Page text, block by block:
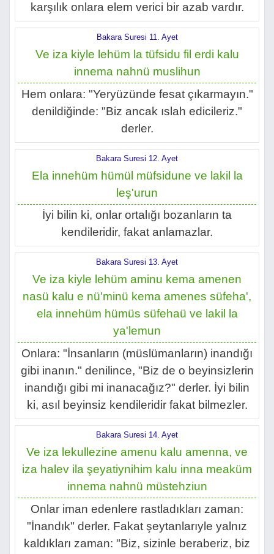
karşılık onlara elem verici bir azab vardır.
Bakara Suresi 11. Ayet
Ve iza kiyle lehüm la tüfsidu fil erdi kalu
innema nahnü muslihun
Hem onlara: "Yeryüzünde fesat çıkarmayın."
denildiğinde: "Biz ancak ıslah edicileriz."
derler.
Bakara Suresi 12. Ayet
Ela innehüm hümül müfsidune ve lakil la
leş'urun
İyi bilin ki, onlar ortalığı bozanların ta
kendileridir, fakat anlamazlar.
Bakara Suresi 13. Ayet
Ve iza kiyle lehüm aminu kema amenen
nasü kalu e nü'minü kema amenes süfeha',
ela innehüm hümüs süfehaü ve lakil la
ya'lemun
Onlara: "İnsanların (müslümanların) inandığı
gibi inanın." denilince, "Biz de o beyinsizlerin
inandığı gibi mi inanacağız?" derler. İyi bilin
ki, asıl beyinsiz kendileridir fakat bilmezler.
Bakara Suresi 14. Ayet
Ve iza lekullezine amenu kalu amenna, ve
iza halev ila şeyatiynihim kalu inna meaküm
innema nahnü müstehziun
Onlar iman edenlere rastladıkları zaman:
"İnandık" derler. Fakat şeytanlarıyle yalnız
kaldıkları zaman: "Biz, sizinle beraberiz, biz